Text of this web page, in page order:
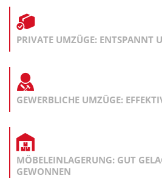
PRIVATE UMZÜGE: ENTSPANNT
GEWERBLICHE UMZÜGE:
MÖBELEINLAGERUNG: GUT
GEWONNEN